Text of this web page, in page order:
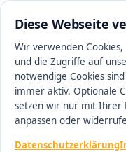
Diese Webseite
Wir verwenden
und die Zugriffe auf
notwendige Cookies
immer aktiv. Optionale
setzen wir nur mit Ihrer
anpassen oder
Datenschutzerklärung